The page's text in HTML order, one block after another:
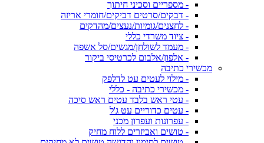
- מספריים וסכיני חיתוך
- דבקים/סרטים דביקים/חומרי אריזה
- לחצנים/גומיות/נעצים/מהדקים
- ציוד משרדי כללי
- מעמד לשולחן/מגשים/סל אשפה
- אלפון/אלבום לכרטיסי ביקור
מכשירי כתיבה
- מילוי לעטים עט לדלפק
- מכשירי כתיבה - כללי
- עטי ראש בלבד עטים ראש סיכה
- עטים כדוריים עט ג'ל
- עפרונות ועפרון מכני
- טושים ואביזרים ללוח מחיק